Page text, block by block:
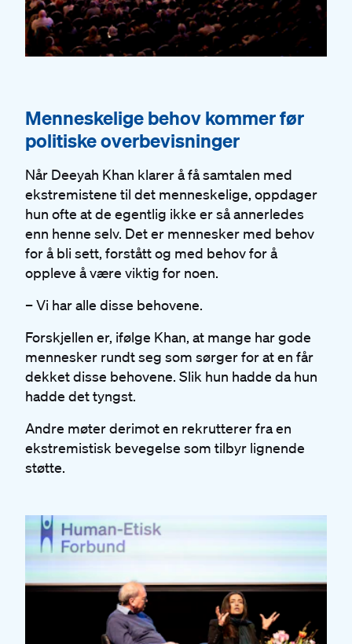
#
Menneskelige behov kommer før
politiske overbevisninger
Når Deeyah Khan klarer å få samtalen med
ekstremistene til det menneskelige, oppdager
hun ofte at de egentlig ikke er så annerledes
enn henne selv. Det er mennesker med behov
for å bli sett, forstått og med behov for å
oppleve å være viktig for noen.
– Vi har alle disse behovene.
Forskjellen er, ifølge Khan, at mange har gode
mennesker rundt seg som sørger for at en får
dekket disse behovene. Slik hun hadde da hun
hadde det tyngst.
Andre møter derimot en rekrutterer fra en
ekstremistisk bevegelse som tilbyr lignende
støtte.